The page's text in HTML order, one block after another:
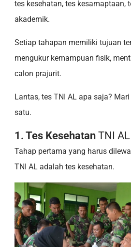
tes kesehatan, tes kesamaptaan,
akademik.
Setiap tahapan memiliki tujuan
mengukur kemampuan fisik,
calon prajurit.
Lantas, tes TNI AL apa saja?
satu.
1. Tes Kesehatan TNI AL
Tahap pertama yang harus
TNI AL adalah tes kesehatan.